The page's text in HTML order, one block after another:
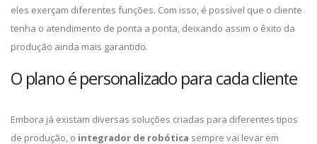
eles exerçam diferentes funções. Com isso, é possível que o cliente
tenha o atendimento de ponta a ponta, deixando assim o êxito da
produção ainda mais garantido.
O plano é personalizado para cada cliente
Embora já existam diversas soluções criadas para diferentes tipos
de produção, o integrador de robótica sempre vai levar em